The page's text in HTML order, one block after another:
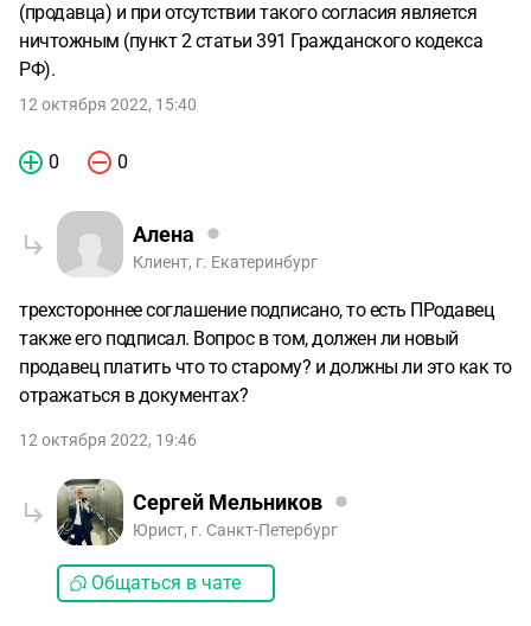
(продавца) и при отсутствии такого согласия является
ничтожным (пункт 2 статьи 391 Гражданского кодекса
РФ).
12 октября 2022, 15:40
0 0
Алена
Клиент, г. Екатеринбург
трехстороннее соглашение подписано, то есть ПРодавец
также его подписал. Вопрос в том, должен ли новый
продавец платить что то старому? и должны ли это как то
отражаться в документах?
12 октября 2022, 19:46
Сергей Мельников
Юрист, г. Санкт-Петербург
Общаться в чате